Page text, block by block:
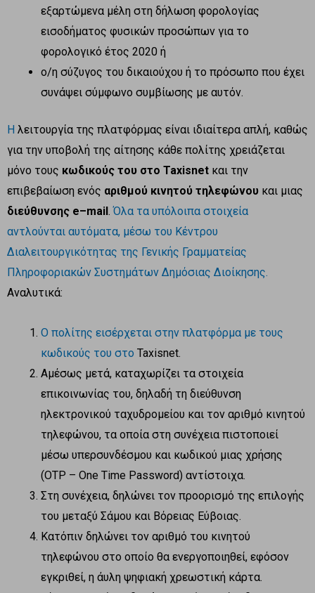
εξαρτώμενα μέλη στη δήλωση φορολογίας
εισοδήματος φυσικών προσώπων για το
φορολογικό έτος 2020 ή
ο/η σύζυγος του δικαιούχου ή το πρόσωπο που έχει
συνάψει σύμφωνο συμβίωσης με αυτόν.
H λειτουργία της πλατφόρμας είναι ιδιαίτερα απλή, καθώς
για την υποβολή της αίτησης κάθε πολίτης χρειάζεται
μόνο τους κωδικούς του στο Taxisnet και την
επιβεβαίωση ενός αριθμού κινητού τηλεφώνου και μιας
διεύθυνσης e–mail.Όλα τα υπόλοιπα στοιχεία
αντλούνται αυτόματα, μέσω του Κέντρου
Διαλειτουργικότητας της Γενικής Γραμματείας
Πληροφοριακών Συστημάτων Δημόσιας Διοίκησης.
Αναλυτικά:
Ο πολίτης εισέρχεται στην πλατφόρμα με τους
κωδικούς του στο Taxisnet.
Αμέσως μετά, καταχωρίζει τα στοιχεία
επικοινωνίας του, δηλαδή τη διεύθυνση
ηλεκτρονικού ταχυδρομείου και τον αριθμό κινητού
τηλεφώνου, τα οποία στη συνέχεια πιστοποιεί
μέσω υπερσυνδέσμου και κωδικού μιας χρήσης
(OTP – One Time Password) αντίστοιχα.
Στη συνέχεια, δηλώνει τον προορισμό της επιλογής
του μεταξύ Σάμου και Βόρειας Εύβοιας.
Κατόπιν δηλώνει τον αριθμό του κινητού
τηλεφώνου στο οποίο θα ενεργοποιηθεί, εφόσον
εγκριθεί, η άυλη ψηφιακή χρεωστική κάρτα.